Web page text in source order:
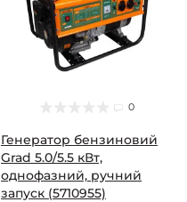
0
Генератор бензиновий
Grad 5.0/5.5 кВт,
однофазний, ручний
запуск (5710955)